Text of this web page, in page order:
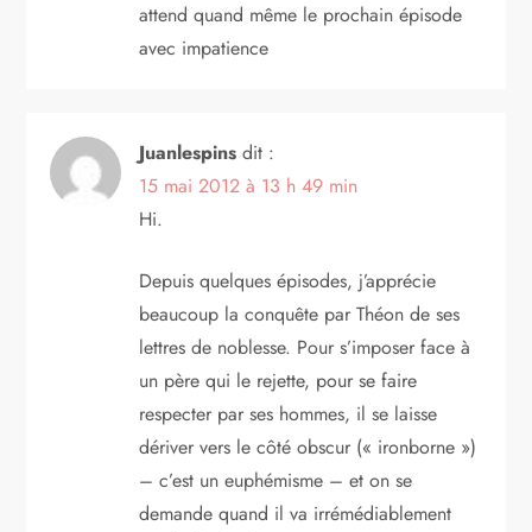
attend quand même le prochain épisode
avec impatience
Juanlespins dit :
15 mai 2012 à 13 h 49 min
Hi.
Depuis quelques épisodes, j’apprécie
beaucoup la conquête par Théon de ses
lettres de noblesse. Pour s’imposer face à
un père qui le rejette, pour se faire
respecter par ses hommes, il se laisse
dériver vers le côté obscur (« ironborne »)
– c’est un euphémisme – et on se
demande quand il va irrémédiablement